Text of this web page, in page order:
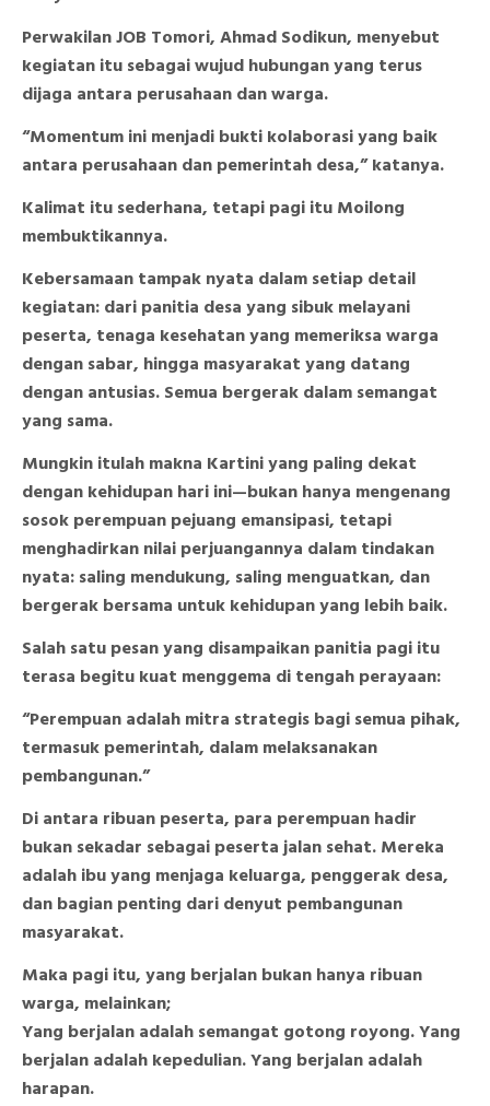
Perwakilan JOB Tomori, Ahmad Sodikun, menyebut
kegiatan itu sebagai wujud hubungan yang terus
dijaga antara perusahaan dan warga.
“Momentum ini menjadi bukti kolaborasi yang baik
antara perusahaan dan pemerintah desa,” katanya.
Kalimat itu sederhana, tetapi pagi itu Moilong
membuktikannya.
Kebersamaan tampak nyata dalam setiap detail
kegiatan: dari panitia desa yang sibuk melayani
peserta, tenaga kesehatan yang memeriksa warga
dengan sabar, hingga masyarakat yang datang
dengan antusias. Semua bergerak dalam semangat
yang sama.
Mungkin itulah makna Kartini yang paling dekat
dengan kehidupan hari ini—bukan hanya mengenang
sosok perempuan pejuang emansipasi, tetapi
menghadirkan nilai perjuangannya dalam tindakan
nyata: saling mendukung, saling menguatkan, dan
bergerak bersama untuk kehidupan yang lebih baik.
Salah satu pesan yang disampaikan panitia pagi itu
terasa begitu kuat menggema di tengah perayaan:
“Perempuan adalah mitra strategis bagi semua pihak,
termasuk pemerintah, dalam melaksanakan
pembangunan.”
Di antara ribuan peserta, para perempuan hadir
bukan sekadar sebagai peserta jalan sehat. Mereka
adalah ibu yang menjaga keluarga, penggerak desa,
dan bagian penting dari denyut pembangunan
masyarakat.
Maka pagi itu, yang berjalan bukan hanya ribuan
warga, melainkan;
Yang berjalan adalah semangat gotong royong. Yang
berjalan adalah kepedulian. Yang berjalan adalah
harapan.